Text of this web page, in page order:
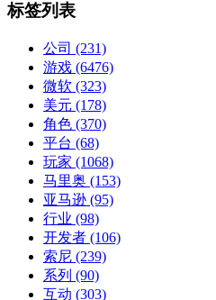
标签列表
公司 (231)
游戏 (6476)
微软 (323)
美元 (178)
角色 (370)
平台 (68)
玩家 (1068)
马里奥 (153)
亚马逊 (95)
行业 (98)
开发者 (106)
索尼 (239)
系列 (90)
互动 (303)